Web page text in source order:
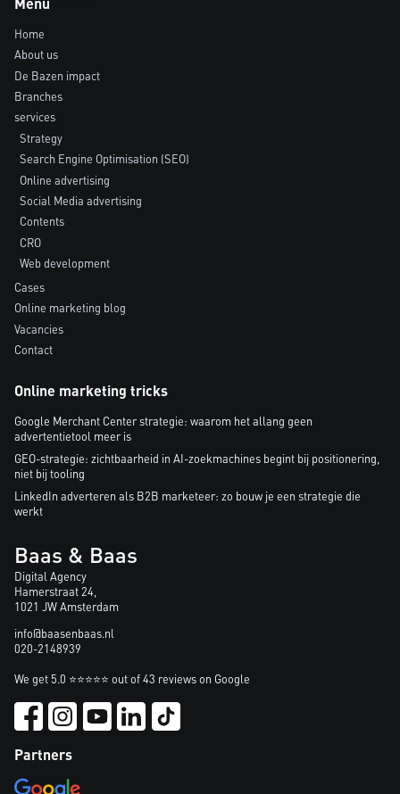
Home
About us
De Bazen impact
Branches
services
Strategy
Search Engine Optimisation (SEO)
Online advertising
Social Media advertising
Contents
CRO
Web development
Cases
Online marketing blog
Vacancies
Contact
Online marketing tricks
Google Merchant Center strategie: waarom het allang geen
advertentietool meer is
GEO-strategie: zichtbaarheid in AI-zoekmachines begint bij positionering,
niet bij tooling
LinkedIn adverteren als B2B marketeer: zo bouw je een strategie die
werkt
Baas & Baas
Digital Agency
Hamerstraat 24,
1021 JW Amsterdam
info@baasenbaas.nl
020-2148939
We get 5.0 ⭐⭐⭐⭐⭐ out of 43 reviews on Google
Partners